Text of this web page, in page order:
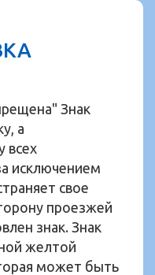
Знак
а
всех
исключением
свое
проезжей
знак. Знак
желтой
может быть